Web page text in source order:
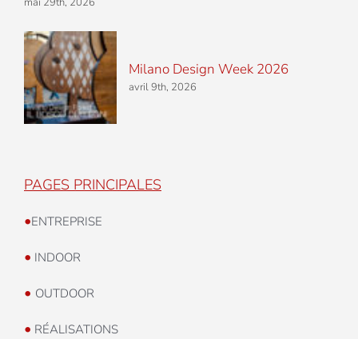
Milano Design Week 2026
avril 9th, 2026
PAGES PRINCIPALES
•ENTREPRISE
• INDOOR
• OUTDOOR
• RÉALISATIONS